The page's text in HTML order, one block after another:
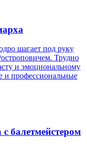
шагает под руку
Трудно
и эмоциональному
и профессиональные
балетмейстером